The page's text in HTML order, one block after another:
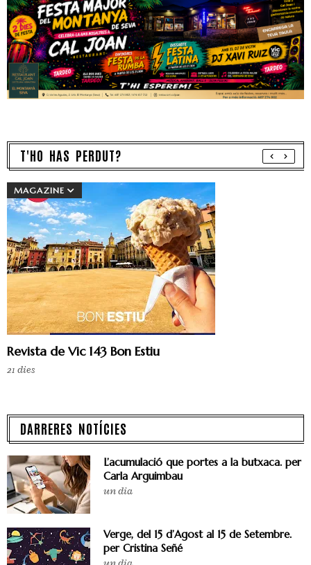
T'HO HAS PERDUT?
MAGAZINE
Revista de Vic 143 Bon Estiu
21 dies
DARRERES NOTÍCIES
L’acumulació que portes a la butxaca. per
Carla Arguimbau
un dia
Verge, del 15 d’Agost al 15 de Setembre.
per Cristina Señé